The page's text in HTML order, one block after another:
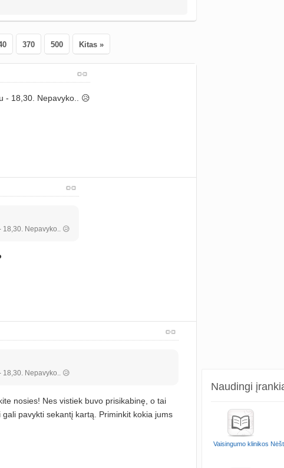
370 500 Kitas »
- 18,30. Nepavyko.. 😥
18,30. Nepavyko.. 😥
18,30. Nepavyko.. 😥
nosies! Nes vistiek buvo prisikabinę, o tai
pavykti sekantį kartą. Priminkit kokia jums
Naudingi
Vaisingumo klinikos